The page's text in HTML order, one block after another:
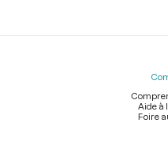
Aide à
Foire